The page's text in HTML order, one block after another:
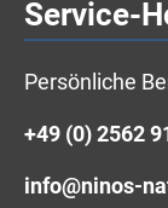
Service-
Persönliche
+49 (0) 2562
info@ninos-